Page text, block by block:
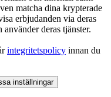
matcha dina krypterade
erbjudanden via deras
deras tjänster.
integritetspolicy innan du
inställningar